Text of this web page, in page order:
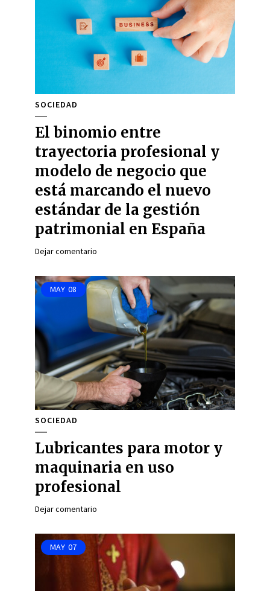
SOCIEDAD
El binomio entre
trayectoria profesional y
modelo de negocio que
está marcando el nuevo
estándar de la gestión
patrimonial en España
Dejar comentario
MAY 08
SOCIEDAD
Lubricantes para motor y
maquinaria en uso
profesional
Dejar comentario
MAY 07